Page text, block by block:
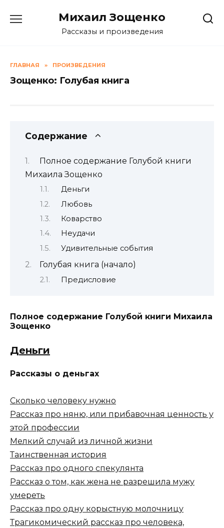
Михаил Зощенко
Рассказы и произведения
ГЛАВНАЯ » ПРОИЗВЕДЕНИЯ
Зощенко: Голубая книга
Содержание
Полное содержание Голубой книги
Михаила Зощенко
Деньги
Любовь
Коварство
Неудачи
Удивительные события
Голубая книга (начало)
Предисловие
Полное содержание Голубой книги Михаила
Зощенко
Деньги
Рассказы о деньгах
Сколько человеку нужно
Рассказ про няню, или прибавочная ценность у
этой профессии
Мелкий случай из личной жизни
Таинственная история
Рассказ про одного спекулянта
Рассказ о том, как жена не разрешила мужу
умереть
Рассказ про одну корыстную молочницу
Трагикомический рассказ про человека,